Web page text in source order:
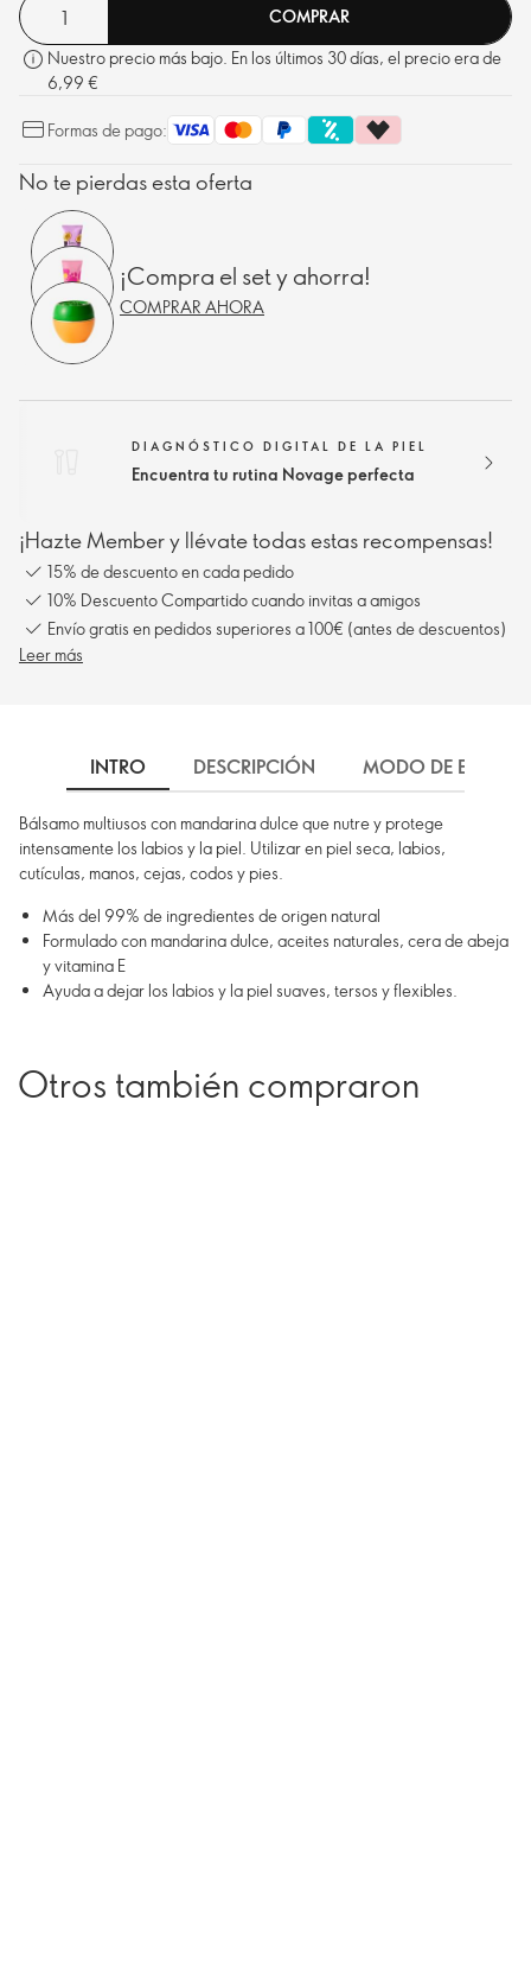
COMPRAR
Nuestro precio más bajo. En los últimos 30 días, el precio era de
6,99 €
Formas de pago:
No te pierdas esta oferta
¡Compra el set y ahorra!
COMPRAR AHORA
DIAGNÓSTICO DIGITAL DE LA PIEL
Encuentra tu rutina Novage perfecta
¡Hazte Member y llévate todas estas recompensas!
15% de descuento en cada pedido
10% Descuento Compartido cuando invitas a amigos
Envío gratis en pedidos superiores a 100€ (antes de descuentos)
Leer más
INTRO DESCRIPCIÓN MODO DE EMPLEO
Bálsamo multiusos con mandarina dulce que nutre y protege
intensamente los labios y la piel. Utilizar en piel seca, labios,
cutículas, manos, cejas, codos y pies.
Más del 99% de ingredientes de origen natural
Formulado con mandarina dulce, aceites naturales, cera de abeja
y vitamina E
Ayuda a dejar los labios y la piel suaves, tersos y flexibles.
Otros también compraron